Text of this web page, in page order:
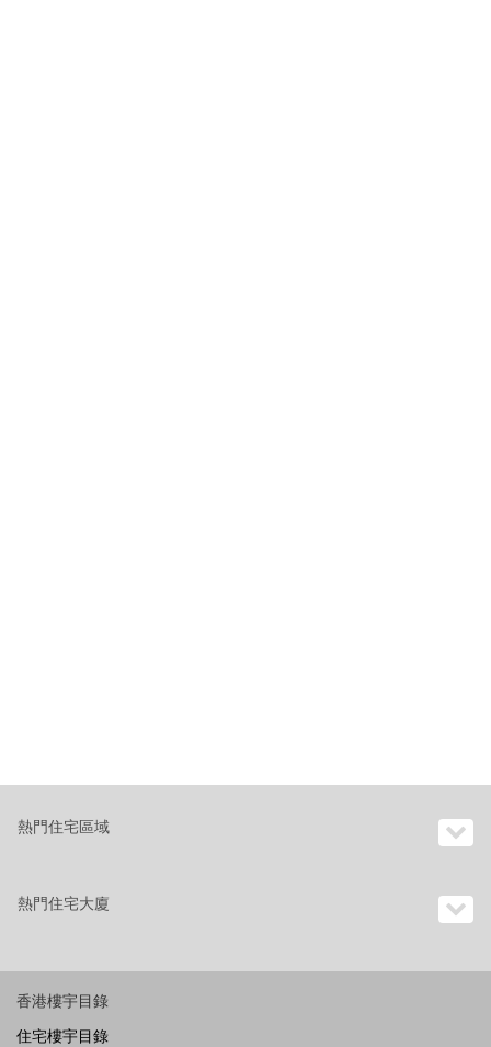
熱門住宅區域
熱門住宅大廈
香港樓宇目錄
住宅樓宇目錄